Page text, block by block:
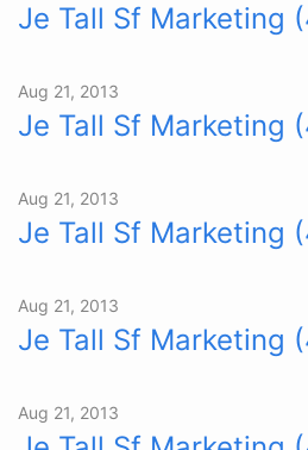
Je Tall Sf Marketing
Aug 21, 2013
Je Tall Sf Marketing
Aug 21, 2013
Je Tall Sf Marketing
Aug 21, 2013
Je Tall Sf Marketing
Aug 21, 2013